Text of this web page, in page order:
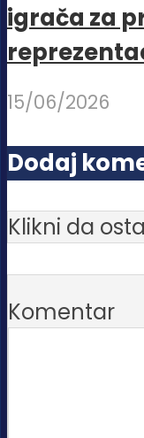
igrača za
15/06/2026
Dodaj
Klikni da
Komentar